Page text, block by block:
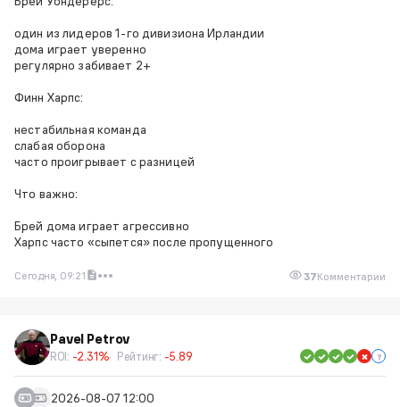
один из лидеров 1-го дивизиона Ирландии
дома играет уверенно
регулярно забивает 2+
Финн Харпс:
нестабильная команда
слабая оборона
часто проигрывает с разницей
Что важно:
Брей дома играет агрессивно
Харпс часто «сыпется» после пропущенного
Сегодня, 09:21 37Комментарии
Pavel Petrov
ROI: -2.31% Рейтинг: -5.89
2026-08-07 12:00